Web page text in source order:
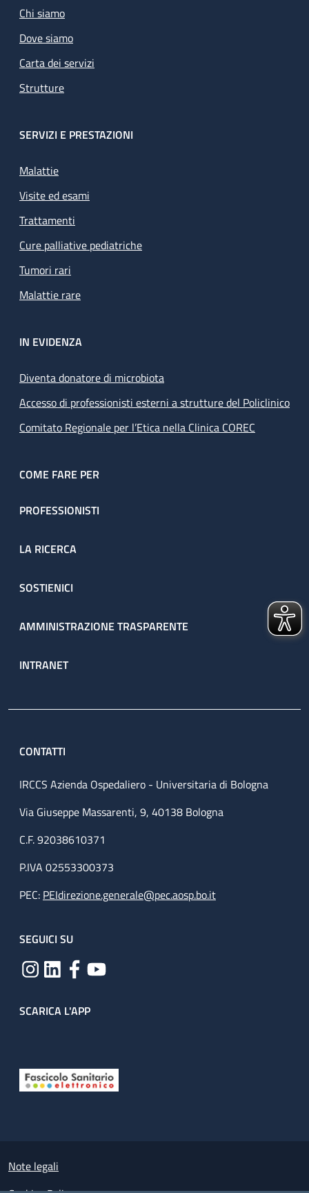
Chi siamo
Dove siamo
Carta dei servizi
Strutture
SERVIZI E PRESTAZIONI
Malattie
Visite ed esami
Trattamenti
Cure palliative pediatriche
Tumori rari
Malattie rare
IN EVIDENZA
Diventa donatore di microbiota
Accesso di professionisti esterni a strutture del Policlinico
Comitato Regionale per l’Etica nella Clinica COREC
COME FARE PER
PROFESSIONISTI
LA RICERCA
SOSTIENICI
AMMINISTRAZIONE TRASPARENTE
INTRANET
CONTATTI
IRCCS Azienda Ospedaliero - Universitaria di Bologna
Via Giuseppe Massarenti, 9, 40138 Bologna
C.F. 92038610371
P.IVA 02553300373
PEC: PEIdirezione.generale@pec.aosp.bo.it
SEGUICI SU
SCARICA L'APP
Small prints
Note legali